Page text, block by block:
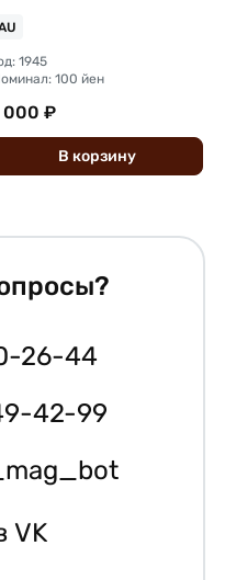
1945
100 йен
000 ₽
В корзину
26-44
42-99
VK